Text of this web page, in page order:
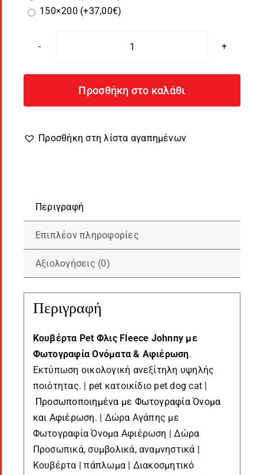
150×200 (+37,00€)
Κουβέρτα
Προσθήκη στο καλάθι
Προσθήκη στη λίστα αγαπημένων
Περιγραφή
Επιπλέον πληροφορίες
Αξιολογήσεις (0)
Περιγραφή
Κουβέρτα Pet Φλις Fleece Johnny με
Φωτογραφία Ονόματα & Αφιέρωση.
Εκτύπωση οικολογική ανεξίτηλη υψηλής
ποιότητας. | pet κατοικίδιο pet dog cat |
Προσωποποιημένα με Φωτογραφία Όνομα
και Αφιέρωση. | Δώρα Αγάπης με
Φωτογραφία Όνομα Αφιέρωση | Δώρα
Προσωπικά, συμβολικά, αναμνηστικά |
Κουβέρτα | πάπλωμα | Διακοσμητικό